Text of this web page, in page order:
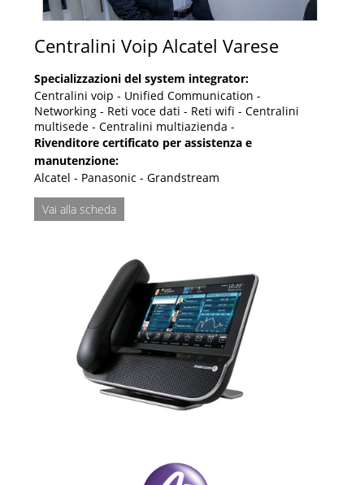
Centralini Voip Alcatel Varese
Specializzazioni del system integrator:
Centralini voip - Unified Communication -
Networking - Reti voce dati - Reti wifi - Centralini
multisede - Centralini multiazienda -
Rivenditore certificato per assistenza e
manutenzione:
Alcatel - Panasonic - Grandstream
Vai alla scheda